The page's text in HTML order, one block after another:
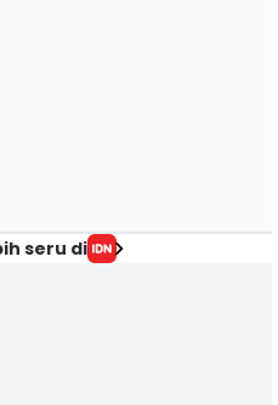
seru di